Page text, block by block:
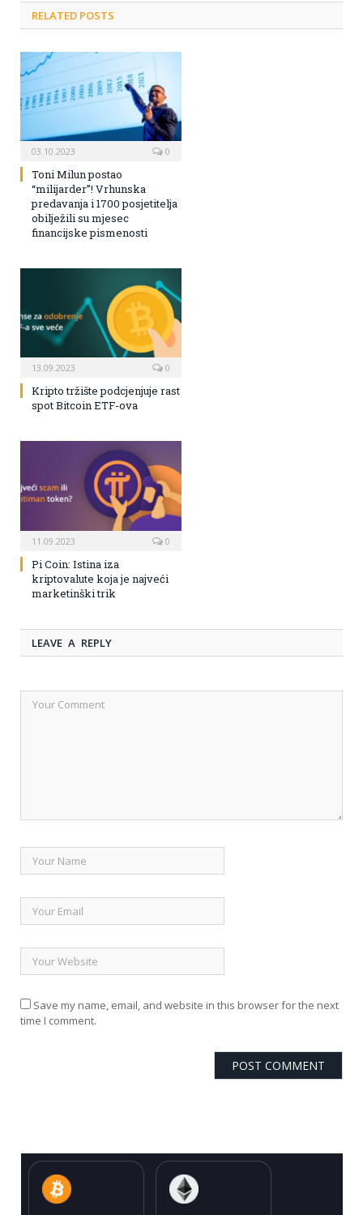
RELATED POSTS
03.10.2023 0
Toni Milun postao
“milijarder”! Vrhunska
predavanja i 1700 posjetitelja
obilježili su mjesec
financijske pismenosti
13.09.2023 0
Kripto tržište podcjenjuje rast
spot Bitcoin ETF-ova
11.09.2023 0
Pi Coin: Istina iza
kriptovalute koja je najveći
marketinški trik
LEAVE A REPLY
Save my name, email, and website in this browser for the next
time I comment.